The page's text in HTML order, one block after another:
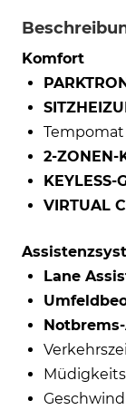
Komfort
Tempomat
2-ZONEN-
KEYLESS-
VIRTUAL
Lane